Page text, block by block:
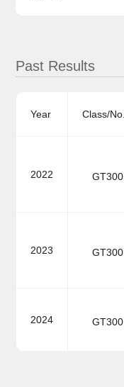
Past Results
Year Class/No.
2022 GT300
2023 GT300
2024 GT300